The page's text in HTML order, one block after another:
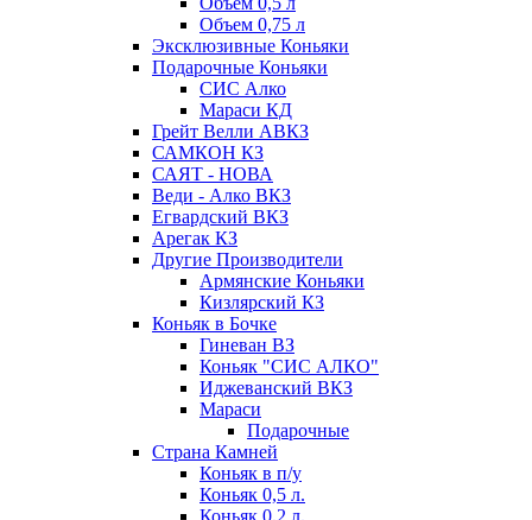
Объем 0,75 л
Эксклюзивные Коньяки
Подарочные Коньяки
СИС Алко
Мараси КД
Грейт Велли АВКЗ
САМКОН КЗ
САЯТ - НОВА
Веди - Алко ВКЗ
Егвардский ВКЗ
Арегак КЗ
Другие Производители
Армянские Коньяки
Кизлярский КЗ
Коньяк в Бочке
Гиневан ВЗ
Коньяк "СИС АЛКО"
Иджеванский ВКЗ
Мараси
Подарочные
Страна Камней
Коньяк в п/у
Коньяк 0,5 л.
Коньяк 0,2 л.